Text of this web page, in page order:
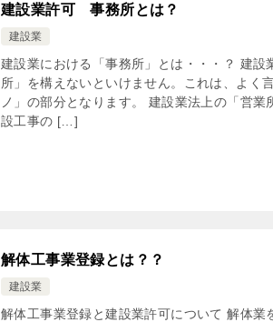
建設業許可 事務所とは？
建設業
建設業における「事務所」とは・・・？ 建設
所」を構えないといけません。これは、よく
ノ」の部分となります。 建設業法上の「営
設工事の […]
解体工事業登録とは？？
建設業
解体工事業登録と建設業許可について 解体業